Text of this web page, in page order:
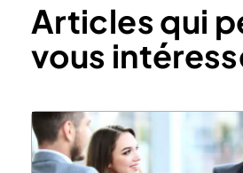
Articles qui
vous